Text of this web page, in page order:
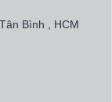
Bình , HCM